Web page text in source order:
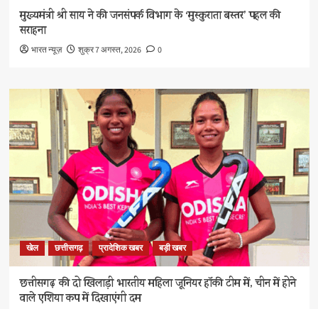
मुख्यमंत्री श्री साय ने की जनसंपर्क विभाग के ‘मुस्कुराता बस्तर’ पहल की
सराहना
भारत न्यूज़ शुक्र 7 अगस्त, 2026 0
खेल छत्तीसगढ़ प्रादेशिक खबर बड़ी खबर
छत्तीसगढ़ की दो खिलाड़ी भारतीय महिला जूनियर हॉकी टीम में, चीन में होने
वाले एशिया कप में दिखाएंगी दम